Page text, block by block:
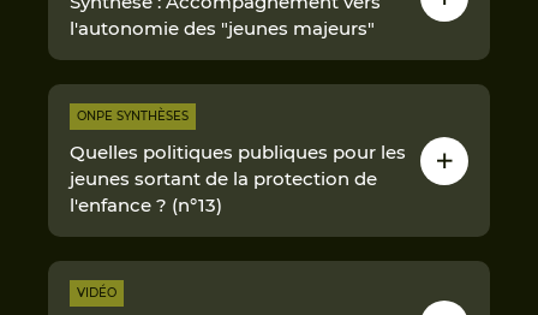
l'autonomie des "jeunes majeurs"
ONPE SYNTHÈSES
Quelles politiques publiques pour les
jeunes sortant de la protection de
l'enfance ? (n°13)
VIDÉO